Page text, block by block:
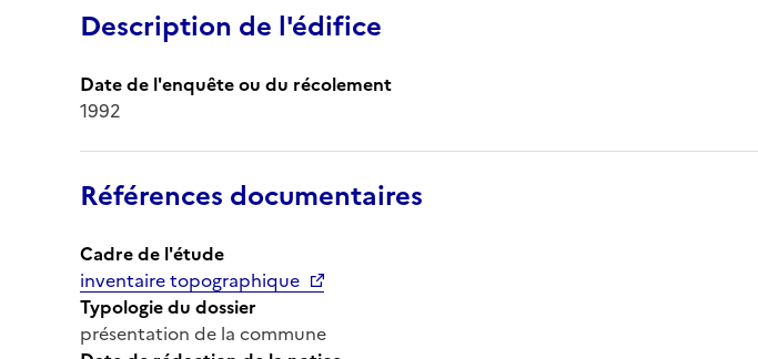
Description de l'édifice
Date de l'enquête ou du récolement
1992
Références documentaires
Cadre de l'étude
inventaire topographique
Typologie du dossier
présentation de la commune